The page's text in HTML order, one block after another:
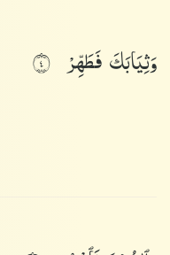
وَثِيَابَكَفَطَهِّرْ ٤